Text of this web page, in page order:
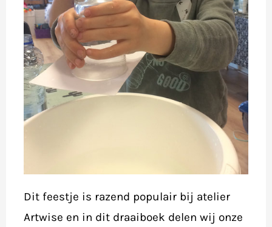
Dit feestje is razend populair bij atelier
Artwise en in dit draaiboek delen wij onze